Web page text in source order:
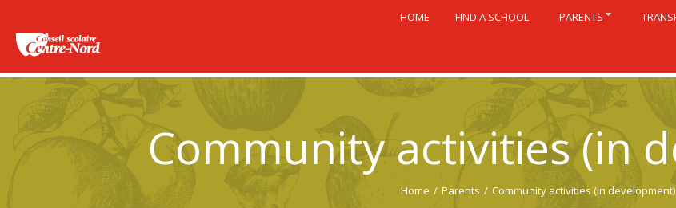
Community activities (in
Home / Parents / Community activities (in development)
HOME FIND A SCHOOL PARENTS